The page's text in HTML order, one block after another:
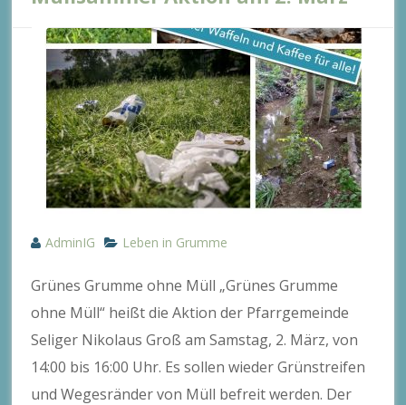
AdminIG Leben in Grumme
Grünes Grumme ohne Müll „Grünes Grumme
ohne Müll“ heißt die Aktion der Pfarrgemeinde
Seliger Nikolaus Groß am Samstag, 2. März, von
14:00 bis 16:00 Uhr. Es sollen wieder Grünstreifen
und Wegesränder von Müll befreit werden. Der